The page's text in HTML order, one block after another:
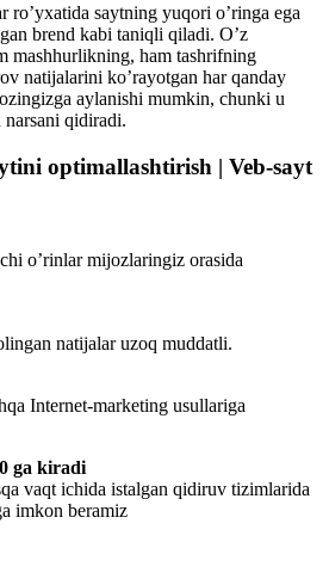
saytning yuqori o’ringa ega
brend kabi taniqli qiladi. O’z
mashhurlikning, ham tashrifning
natijalarini ko’rayotgan har qanday
aylanishi mumkin, chunki u
qidiradi.
optimallashtirish | Veb-sayt
o’rinlar mijozlaringiz orasida
natijalar uzoq muddatli.
Internet-marketing usullariga
ga kiradi
vaqt ichida istalgan qidiruv tizimlarida
imkon beramiz